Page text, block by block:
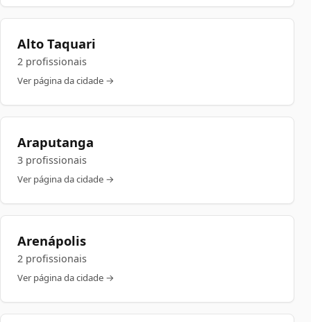
Alto Taquari
2 profissionais
Ver página da cidade →
Araputanga
3 profissionais
Ver página da cidade →
Arenápolis
2 profissionais
Ver página da cidade →